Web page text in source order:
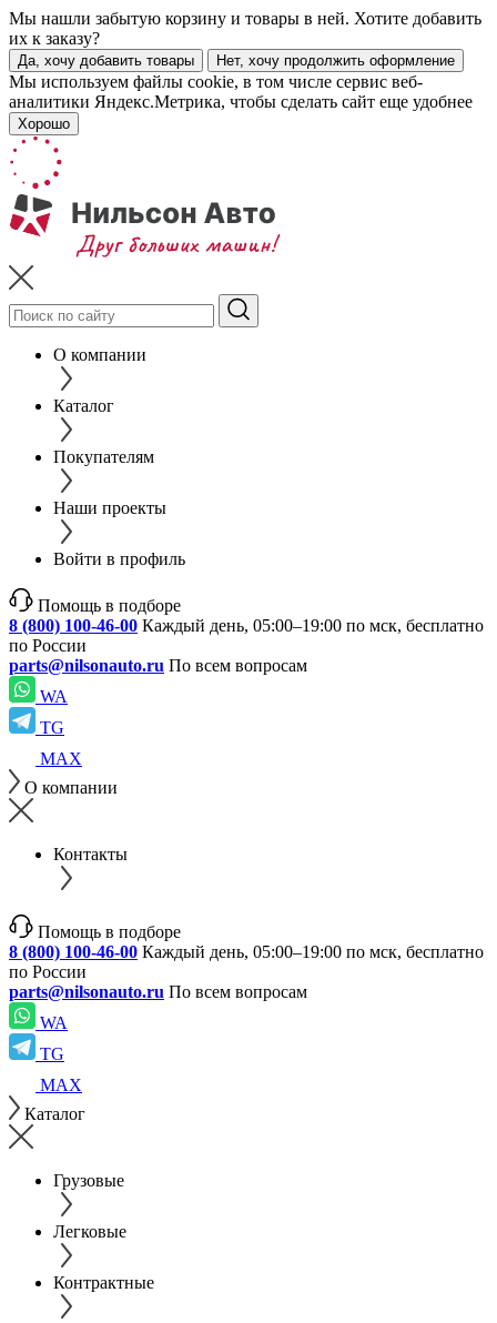
Мы нашли забытую корзину и товары в ней. Хотите добавить
их к заказу?
Да, хочу добавить товары Нет, хочу продолжить оформление
Мы используем файлы cookie, в том числе сервис веб-
аналитики Яндекс.Метрика, чтобы сделать сайт еще удобнее
Хорошо
О компании
Каталог
Покупателям
Наши проекты
Войти в профиль
Помощь в подборе
8 (800) 100-46-00 Каждый день, 05:00–19:00 по мск, бесплатно
по России
parts@nilsonauto.ru По всем вопросам
WA
TG
MAX
О компании
Контакты
Помощь в подборе
8 (800) 100-46-00 Каждый день, 05:00–19:00 по мск, бесплатно
по России
parts@nilsonauto.ru По всем вопросам
WA
TG
MAX
Каталог
Грузовые
Легковые
Контрактные